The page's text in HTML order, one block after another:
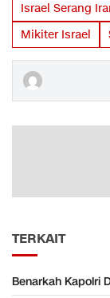
Israel Serang
Mikiter Israel
TERKAIT
Benarkah Kapolri